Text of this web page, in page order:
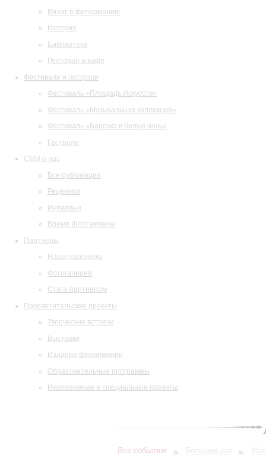
Визит в филармонию
История
Библиотека
Ресторан и кафе
Фестивали и гастроли
Фестиваль «Площадь Искусств»
Фестиваль «Музыкальная коллекция»
Фестиваль «Барокко в белую ночь»
Гастроли
СМИ о нас
Все публикации
Рецензии
Интервью
Время Шостаковича
Партнеры
Наши партнеры
Фотогалерея
Стать партнером
Просветительские проекты
Творческие встречи
Выставки
Издания филармонии
Образовательные программы
Инклюзивные и специальные проекты
Все события Большой зал